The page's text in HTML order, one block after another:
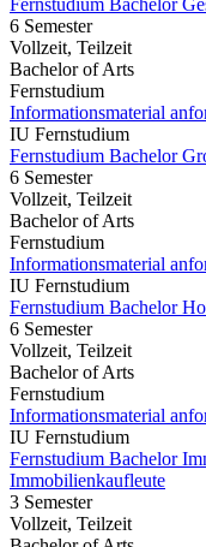
Fernstudium Bachelor
6 Semester
Vollzeit, Teilzeit
Bachelor of Arts
Fernstudium
Informationsmaterial
IU Fernstudium
Fernstudium Bachelor
6 Semester
Vollzeit, Teilzeit
Bachelor of Arts
Fernstudium
Informationsmaterial
IU Fernstudium
Fernstudium Bachelor
6 Semester
Vollzeit, Teilzeit
Bachelor of Arts
Fernstudium
Informationsmaterial
IU Fernstudium
Fernstudium Bachelor
Immobilienkaufleute
3 Semester
Vollzeit, Teilzeit